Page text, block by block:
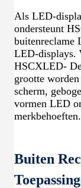
Als LED-
ondersteunt
buitenreclame
LED-displays.
HSCXLED-
grootte
scherm,
vormen LED
merkbehoeften.
Buiten